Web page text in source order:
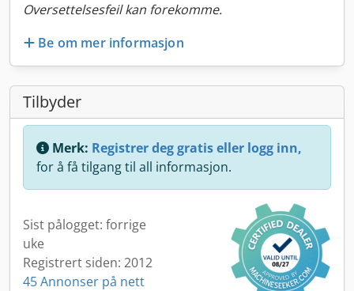
Oversettelsesfeil kan forekomme.
Be om mer informasjon
Tilbyder
Merk: Registrer deg gratis eller logg inn,
for å få tilgang til all informasjon.
Sist pålogget: forrige
uke
Registrert siden: 2012
45 Annonser på nett